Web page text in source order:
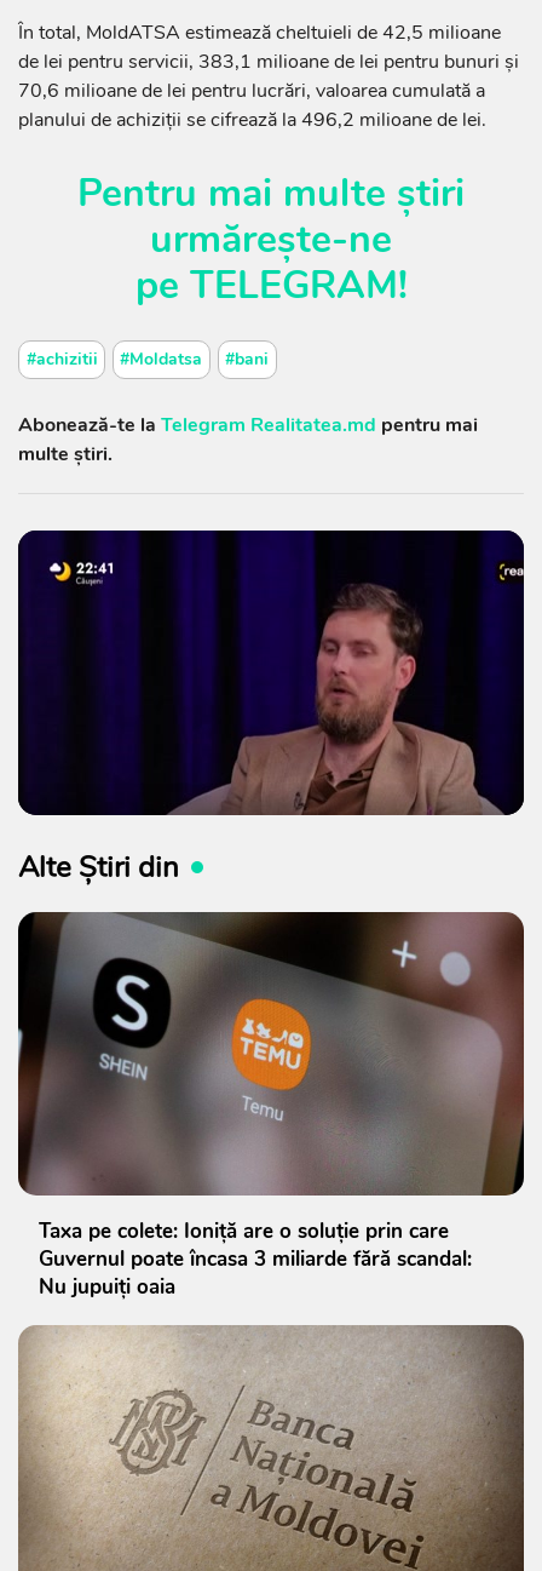
În total, MoldATSA estimează cheltuieli de 42,5 milioane
de lei pentru servicii, 383,1 milioane de lei pentru bunuri și
70,6 milioane de lei pentru lucrări, valoarea cumulată a
planului de achiziții se cifrează la 496,2 milioane de lei.
Pentru mai multe știri
urmărește-ne
pe TELEGRAM!
#achizitii #Moldatsa #bani
Abonează-te la Telegram Realitatea.md pentru mai
multe știri.
Alte Știri din
Taxa pe colete: Ioniță are o soluție prin care
Guvernul poate încasa 3 miliarde fără scandal:
Nu jupuiți oaia